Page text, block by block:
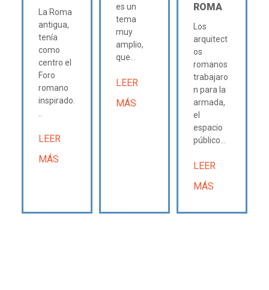
La Roma
antigua,
tenía
como
centro el
Foro
romano
inspirado.
LEER
MÁS
es un
tema
muy
amplio,
que...
LEER
MÁS
ROMA
Los
arquitect
os
romanos
trabajaro
n para la
armada,
el
espacio
público...
LEER
MÁS